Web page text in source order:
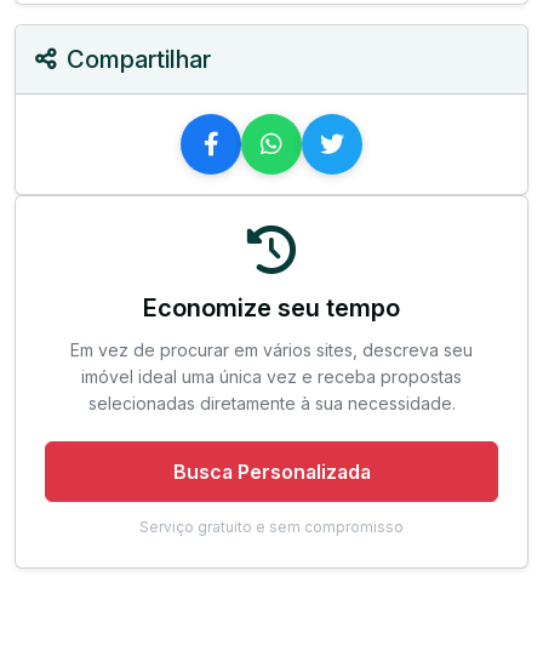
Compartilhar
Economize seu tempo
Em vez de procurar em vários sites, descreva seu
imóvel ideal uma única vez e receba propostas
selecionadas diretamente à sua necessidade.
Busca Personalizada
Serviço gratuito e sem compromisso